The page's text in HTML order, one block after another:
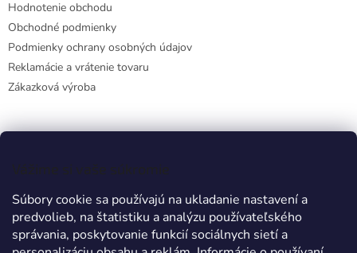
Vážime si vaše súkromie
Súbory cookie sa používajú na ukladanie nastavení a
predvolieb, na štatistiku a analýzu používateľského
správania, poskytovanie funkcií sociálnych sietí a
Hodnotenie obchodu
Obchodné podmienky
Podmienky ochrany osobných údajov
Reklamácie a vrátenie tovaru
Zákazková výroba
Prijímame online platby